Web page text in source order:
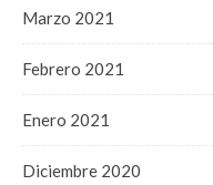
Marzo 2021
Febrero 2021
Enero 2021
Diciembre 2020